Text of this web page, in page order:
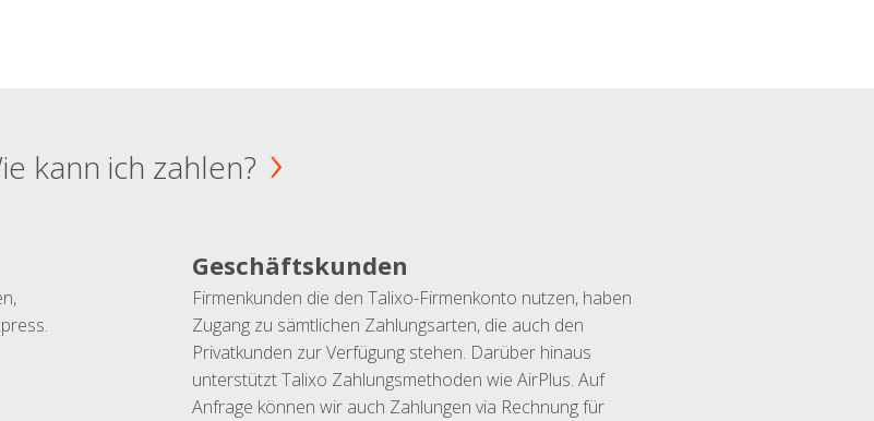
kann ich zahlen?
Geschäftskunden
Firmenkunden die den Talixo-Firmenkonto nutzen, haben
Zugang zu sämtlichen Zahlungsarten, die auch den
Privatkunden zur Verfügung stehen. Darüber hinaus
unterstützt Talixo Zahlungsmethoden wie AirPlus. Auf
Anfrage können wir auch Zahlungen via Rechnung für